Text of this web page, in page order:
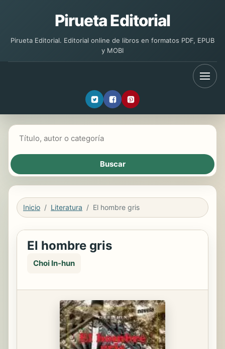
Pirueta Editorial
Pirueta Editorial. Editorial online de libros en formatos PDF, EPUB
y MOBI
Inicio Literatura El hombre gris
El hombre gris
Choi In-hun